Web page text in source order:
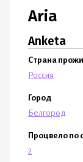
Aria
Anketa
Страна
Россия
Город
Белгород
Процвело по
2